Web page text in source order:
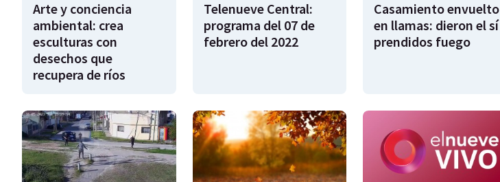
Arte y conciencia
ambiental: crea
esculturas con
desechos que
recupera de ríos
Telenueve Central:
programa del 07 de
febrero del 2022
Casamiento envuelto
en llamas: dieron el sí
prendidos fuego